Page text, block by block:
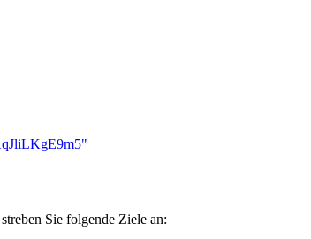
Sie folgende Ziele an: